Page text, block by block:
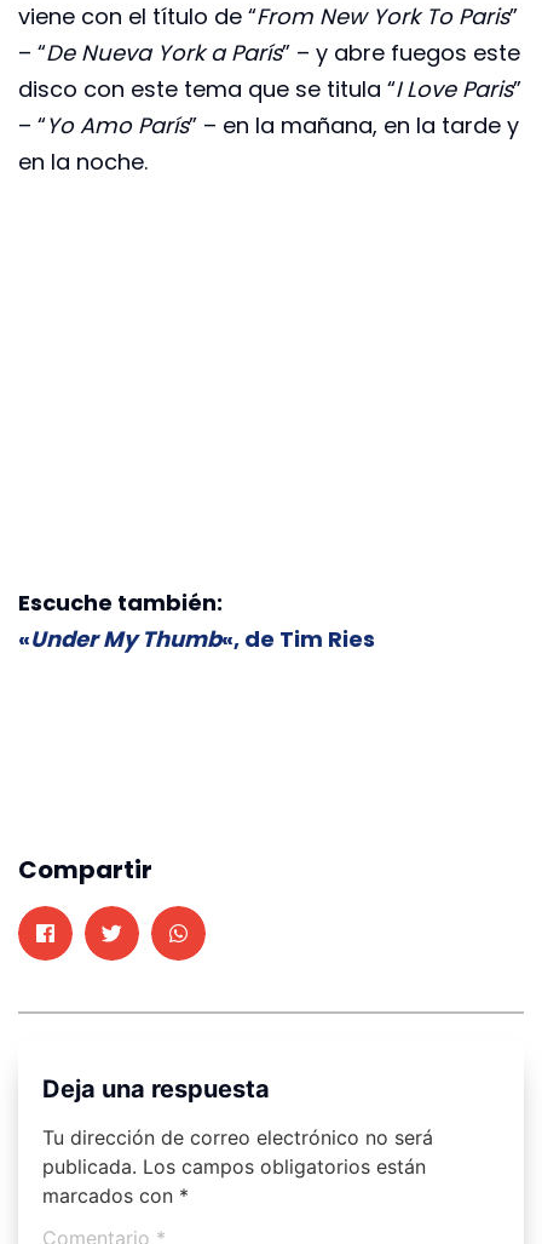
viene con el título de “From New York To Paris”
– “De Nueva York a París” – y abre fuegos este
disco con este tema que se titula “I Love Paris”
– “Yo Amo París” – en la mañana, en la tarde y
en la noche.
Escuche también:
«Under My Thumb«, de Tim Ries
Compartir
Deja una respuesta
Tu dirección de correo electrónico no será
publicada. Los campos obligatorios están
marcados con *
Comentario *